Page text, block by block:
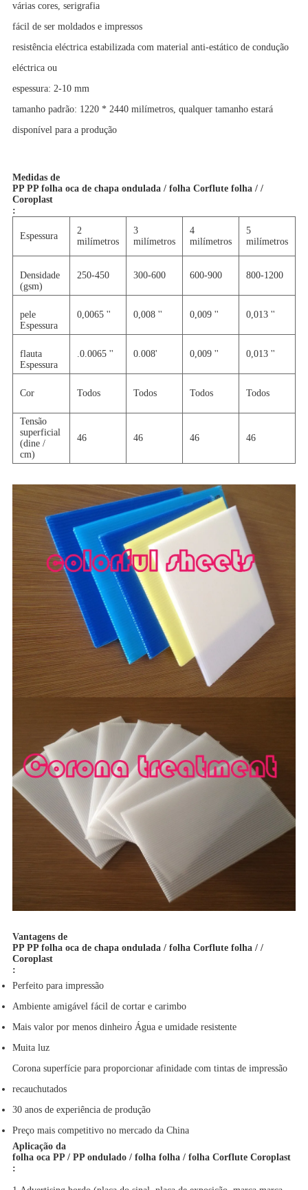
várias cores, serigrafia
fácil de ser moldados e impressos
resistência eléctrica estabilizada com material anti-estático de condução
eléctrica ou
espessura: 2-10 mm
tamanho padrão: 1220 * 2440 milímetros, qualquer tamanho estará
disponívelpara a produção
Medidas de
PP PP folha oca de chapa ondulada / folha Corflute folha / /
Coroplast
:
Espessura
2
milímetros
3
milímetros
4
milímetros
5
milímetros
Densidade
(gsm)
250-450 300-600 600-900 800-1200
pele
Espessura
0,0065 '' 0,008 '' 0,009 '' 0,013 ''
flauta
Espessura
.0.0065 '' 0.008' 0,009 '' 0,013 ''
Cor Todos Todos Todos Todos
Tensão
superficial
(dine /
cm)
46 46 46 46
Vantagens de
PP PP folha oca de chapa ondulada / folha Corflute folha / /
Coroplast
:
Perfeito para impressão
Ambiente amigável fácil de cortar e carimbo
Mais valor por menos dinheiro Água e umidade resistente
Muita luz
Corona superfície para proporcionar afinidade com tintas de impressão
recauchutados
30 anos de experiência de produção
Preço mais competitivo no mercado da China
Aplicação da
folha oca PP / PP ondulado / folha folha / folha Corflute Coroplast
: